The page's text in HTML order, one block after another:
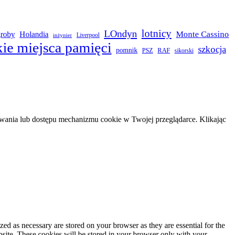
Holandia inżynier Liverpool LOndyn lotnicy Monte Cassino
miejsca pamięci pomnik PSZ RAF sikorski szkocja
lub dostępu mechanizmu cookie w Twojej przeglądarce. Klikając
as necessary are stored on your browser as they are essential for the